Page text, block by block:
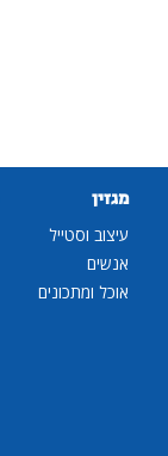
מגזין
עיצוב וסטייל
אנשים
אוכל ומתכונים